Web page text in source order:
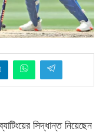
সিদ্ধান্ত নিয়েছেন